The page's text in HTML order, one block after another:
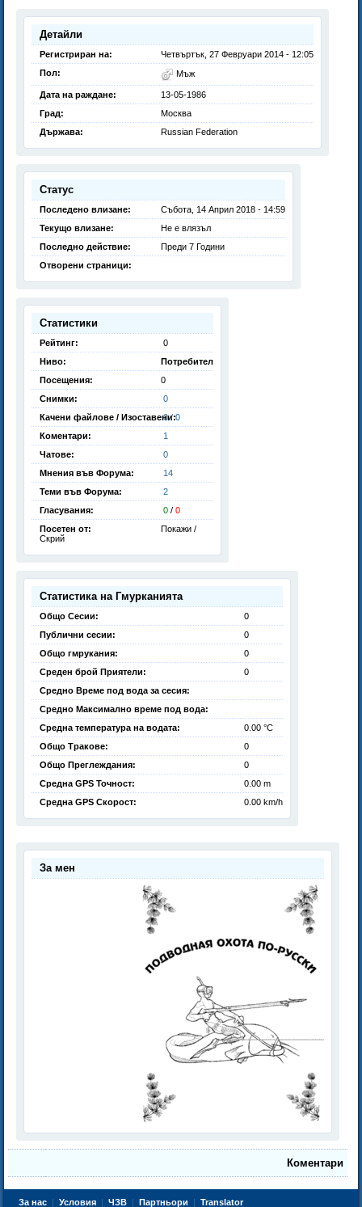
Детайли
Регистриран на:
Четвъртък, 27 Февруари 2014 - 12:05
Пол:
Мъж
Дата на раждане:
13-05-1986
Град:
Москва
Държава:
Russian Federation
Статус
Последено влизане:
Събота, 14 Април 2018 - 14:59
Текущо влизане:
Не е влязъл
Последно действие:
Преди 7 Години
Отворени страници:
Статистики
Рейтинг:
0
Ниво:
Потребител
Посещения:
0
Снимки:
0
Качени файлове / Изоставени:
0 / 0
Коментари:
1
Чатове:
0
Мнения във Форума:
14
Теми във Форума:
2
Гласувания:
0 / 0
Посетен от:
Покажи /
Скрий
Статистика на Гмурканията
Общо Сесии:
0
Публични сесии:
0
Общо гмрукания:
0
Среден брой Приятели:
0
Средно Време под вода за сесия:
Средно Максимално време под вода:
Средна температура на водата:
0.00 °C
Общо Тракове:
0
Общо Преглеждания:
0
Средна GPS Точност:
0.00 m
Средна GPS Скорост:
0.00 km/h
За мен
Коментари
За нас | Условия | ЧЗВ | Партньори | Translator